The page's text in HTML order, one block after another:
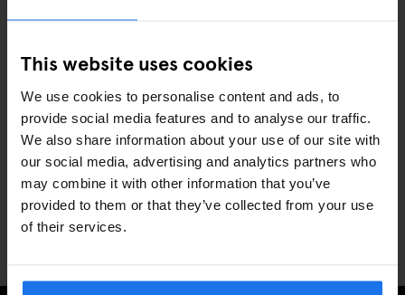
This website uses cookies
We use cookies to personalise content and ads, to
provide social media features and to analyse our traffic.
We also share information about your use of our site with
our social media, advertising and analytics partners who
may combine it with other information that you’ve
provided to them or that they’ve collected from your use
of their services.
Accesibilidad de Generator París
Accesibilidad de Generator Roma
Accesibilidad de Generator Estocolmo
Accesibilidad de Generator Venecia
Accesibilidad de Generator Miami
Accesibilidad de Generator Washington DC
Accesibilidad de Paramount Times Square – Un hotel
Generator